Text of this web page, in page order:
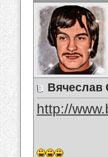
Вячеслав
http://